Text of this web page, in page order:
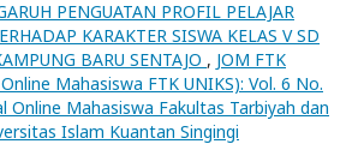
PENGUATAN PROFIL PELAJAR
KARAKTER SISWA KELAS V SD
BARU SENTAJO , JOM FTK
Mahasiswa FTK UNIKS): Vol. 6 No.
Online Mahasiswa Fakultas Tarbiyah dan
Islam Kuantan Singingi